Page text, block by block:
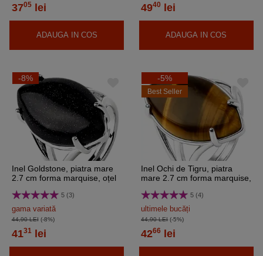
3705lei
ADAUGA IN COS
4940 lei
ADAUGA IN COS
-8%
Inel Goldstone, piatra mare
2.7 cm forma marquise, oțel
multe mărimi 5 (3)
gama variată
44,90 LEI(-8%)
4131lei
-5%
Best Seller
Inel Ochi de Tigru, piatra
mare 2.7 cm forma marquise,
multe mărimi 5 (4)
ultimele bucăți
44,90 LEI(-5%)
4266 lei